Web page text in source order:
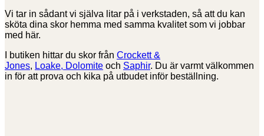
Vi tar in sådant vi själva litar på i verkstaden, så att du kan
sköta dina skor hemma med samma kvalitet som vi jobbar
med här.
I butiken hittar du skor från Crockett &
Jones, Loake, Dolomite och Saphir. Du är varmt välkommen
in för att prova och kika på utbudet inför beställning.